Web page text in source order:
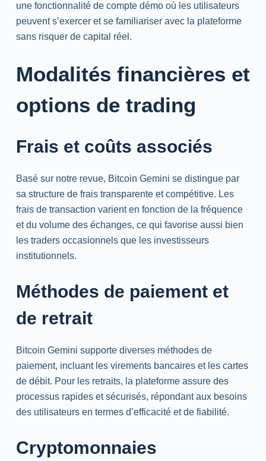
une fonctionnalité de compte démo où les utilisateurs
peuvent s’exercer et se familiariser avec la plateforme
sans risquer de capital réel.
Modalités financières et
options de trading
Frais et coûts associés
Basé sur notre revue, Bitcoin Gemini se distingue par
sa structure de frais transparente et compétitive. Les
frais de transaction varient en fonction de la fréquence
et du volume des échanges, ce qui favorise aussi bien
les traders occasionnels que les investisseurs
institutionnels.
Méthodes de paiement et
de retrait
Bitcoin Gemini supporte diverses méthodes de
paiement, incluant les virements bancaires et les cartes
de débit. Pour les retraits, la plateforme assure des
processus rapides et sécurisés, répondant aux besoins
des utilisateurs en termes d’efficacité et de fiabilité.
Cryptomonnaies